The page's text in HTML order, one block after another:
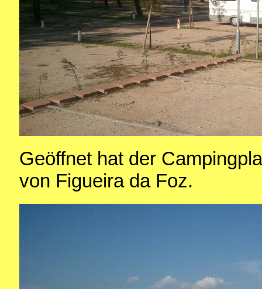
Geöffnet hat der
von Figueira da Foz.